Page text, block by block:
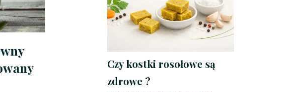
Czy kostki rosołowe są
zdrowe ?